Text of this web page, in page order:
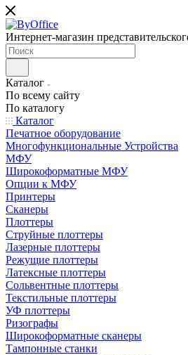
Интернет-магазин
Каталог
По всему сайту
По каталогу
Каталог
Печатное оборудование
Многофункциональные Устройства
МФУ
Широкоформатные МФУ
Опции к МФУ
Принтеры
Сканеры
Плоттеры
Струйные плоттеры
Лазерные плоттеры
Режущие плоттеры
Латексные плоттеры
Сольвентные плоттеры
Текстильные плоттеры
УФ плоттеры
Ризографы
Широкоформатные сканеры
Тампонные станки